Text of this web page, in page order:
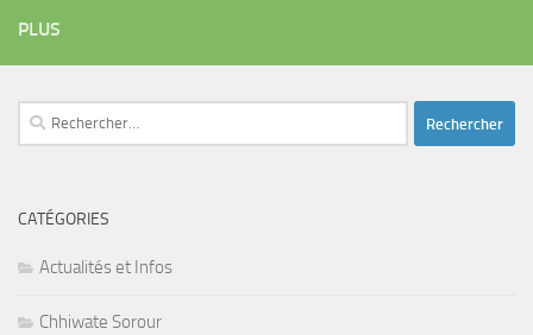
PLUS
Rechercher :
CATÉGORIES
Actualités et Infos
Chhiwate Sorour